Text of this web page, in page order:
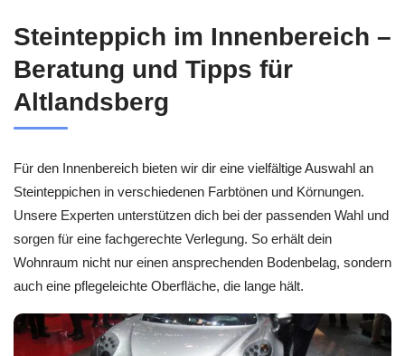
Steinteppich im Innenbereich –
Beratung und Tipps für
Altlandsberg
Für den Innenbereich bieten wir dir eine vielfältige Auswahl an
Steinteppichen in verschiedenen Farbtönen und Körnungen.
Unsere Experten unterstützen dich bei der passenden Wahl und
sorgen für eine fachgerechte Verlegung. So erhält dein
Wohnraum nicht nur einen ansprechenden Bodenbelag, sondern
auch eine pflegeleichte Oberfläche, die lange hält.